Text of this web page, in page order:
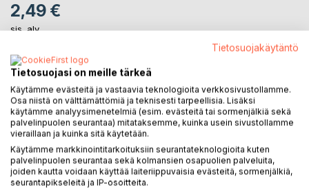
2,49 €
sis. alv.
LISÄÄ OSTOSKORIIN
Lisää muistilistalle
Arvostele tuote
Tietosuojakäytäntö
Tietosuojasi on meille tärkeä
Käytämme evästeitä ja vastaavia teknologioita verkkosivustollamme.
Osa niistä on välttämättömiä ja teknisesti tarpeellisia. Lisäksi
käytämme analyysimenetelmiä (esim. evästeitä tai sormenjälkiä sekä
palvelinpuolen seurantaa) mitataksemme, kuinka usein sivustollamme
vieraillaan ja kuinka sitä käytetään.
Käytämme markkinointitarkoituksiin seurantateknologioita kuten
palvelinpuolen seurantaa sekä kolmansien osapuolien palveluita,
joiden kautta voidaan käyttää laiteriippuvaisia evästeitä, sormenjälkiä,
seurantapikseleitä ja IP-osoitteita.